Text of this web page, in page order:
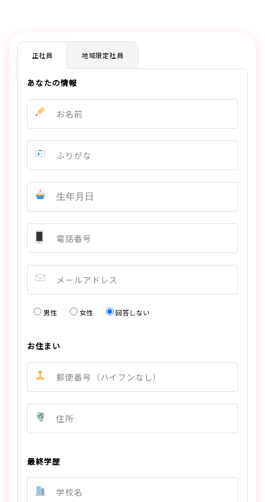
正社員 地域限定社員
あなたの情報
お名前
ふりがな
電話番号
メールアドレス
男性 女性 回答しない
お住まい
郵便番号（ハイフンなし）
住所
最終学歴
学校名